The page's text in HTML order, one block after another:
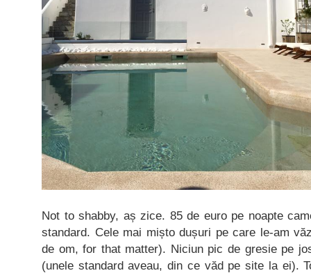
Not to shabby, aș zice. 85 de euro pe noapte
standard. Cele mai mișto dușuri pe care le-am
de om, for that matter). Niciun pic de gresie pe
(unele standard aveau, din ce văd pe site la ei).